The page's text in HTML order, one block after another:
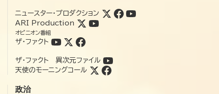
ニュースター・プロダクション
ARI Production
オピニオン番組
ザ・ファクト
ザ・ファクト 異次元ファイル
天使のモーニングコール
政治